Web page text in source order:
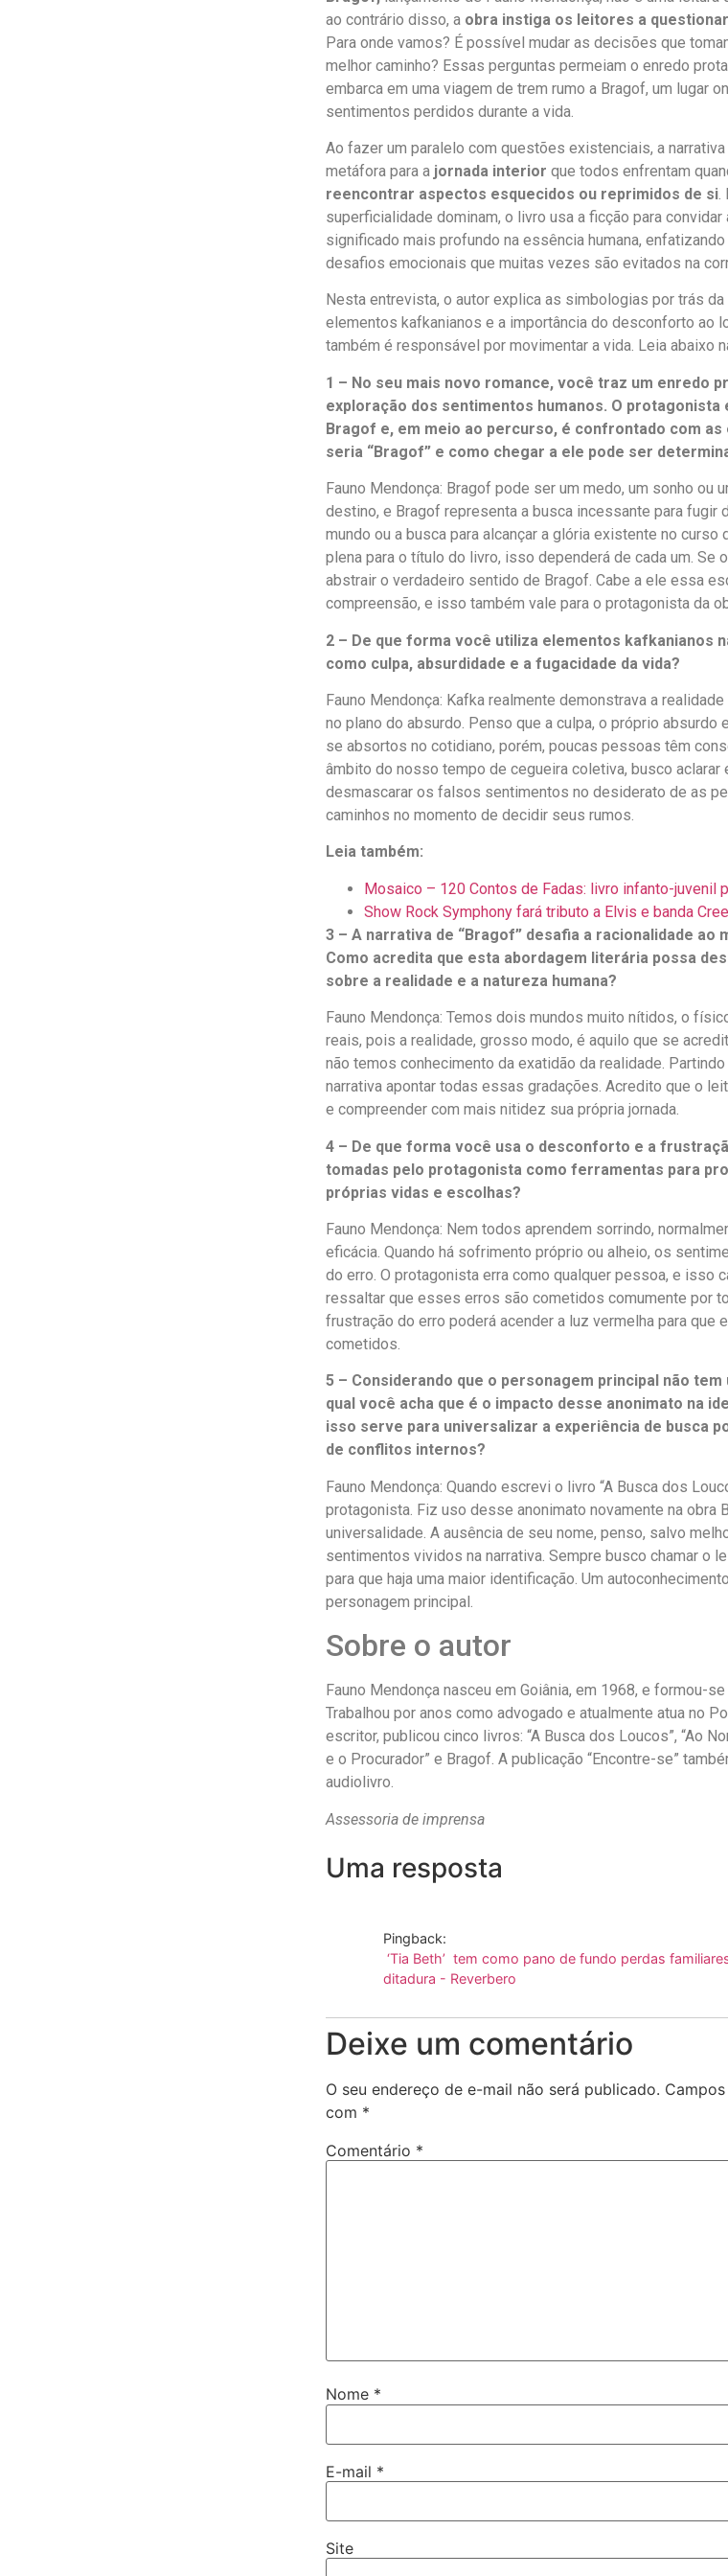
ao contrário disso, a obra instiga os leitores a
Para onde vamos? É possível mudar as decisões que
melhor caminho? Essas perguntas permeiam o enredo
embarca em uma viagem de trem rumo a Bragof, um lugar
sentimentos perdidos durante a vida.
Ao fazer um paralelo com questões existenciais, a
metáfora para a jornada interior que todos enfrentam
reencontrar aspectos esquecidos ou reprimidos de si.
superficialidade dominam, o livro usa a ficção para convidar
significado mais profundo na essência humana,
desafios emocionais que muitas vezes são evitados na
Nesta entrevista, o autor explica as simbologias por trás
elementos kafkanianos e a importância do desconforto ao
também é responsável por movimentar a vida. Leia abaixo
1 – No seu mais novo romance, você traz um enredo
exploração dos sentimentos humanos. O protagonista
Bragof e, em meio ao percurso, é confrontado com as
seria “Bragof” e como chegar a ele pode ser
Fauno Mendonça: Bragof pode ser um medo, um sonho ou
destino, e Bragof representa a busca incessante para
mundo ou a busca para alcançar a glória existente no curso
plena para o título do livro, isso dependerá de cada um. Se
abstrair o verdadeiro sentido de Bragof. Cabe a ele essa
compreensão, e isso também vale para o protagonista da
2 – De que forma você utiliza elementos kafkanianos
como culpa, absurdidade e a fugacidade da vida?
Fauno Mendonça: Kafka realmente demonstrava a
no plano do absurdo. Penso que a culpa, o próprio absurdo
se absortos no cotidiano, porém, poucas pessoas têm
âmbito do nosso tempo de cegueira coletiva, busco
desmascarar os falsos sentimentos no desiderato de as
caminhos no momento de decidir seus rumos.
Leia também:
Mosaico – 120 Contos de Fadas: livro infanto-juvenil
Show Rock Symphony fará tributo a Elvis e banda
3 – A narrativa de “Bragof” desafia a racionalidade ao
Como acredita que esta abordagem literária possa
sobre a realidade e a natureza humana?
Fauno Mendonça: Temos dois mundos muito nítidos, o
reais, pois a realidade, grosso modo, é aquilo que se
não temos conhecimento da exatidão da realidade.
narrativa apontar todas essas gradações. Acredito que o
e compreender com mais nitidez sua própria jornada.
4 – De que forma você usa o desconforto e a
tomadas pelo protagonista como ferramentas para
próprias vidas e escolhas?
Fauno Mendonça: Nem todos aprendem sorrindo,
eficácia. Quando há sofrimento próprio ou alheio, os
do erro. O protagonista erra como qualquer pessoa, e isso
ressaltar que esses erros são cometidos comumente por
frustração do erro poderá acender a luz vermelha para que
cometidos.
5 – Considerando que o personagem principal não
qual você acha que é o impacto desse anonimato na
isso serve para universalizar a experiência de busca
de conflitos internos?
Fauno Mendonça: Quando escrevi o livro “A Busca dos
protagonista. Fiz uso desse anonimato novamente na obra
universalidade. A ausência de seu nome, penso, salvo
sentimentos vividos na narrativa. Sempre busco chamar o
para que haja uma maior identificação. Um
personagem principal.
Sobre o autor
Fauno Mendonça nasceu em Goiânia, em 1968, e formou-
Trabalhou por anos como advogado e atualmente atua no
escritor, publicou cinco livros: “A Busca dos Loucos”, “Ao
e o Procurador” e Bragof. A publicação “Encontre-se”
audiolivro.
Assessoria de imprensa
Uma resposta
Pingback:
‘Tia Beth’ tem como pano de fundo perdas
ditadura - Reverbero
Deixe um comentário
O seu endereço de e-mail não será publicado.
com *
Comentário *
Nome *
E-mail *
Site